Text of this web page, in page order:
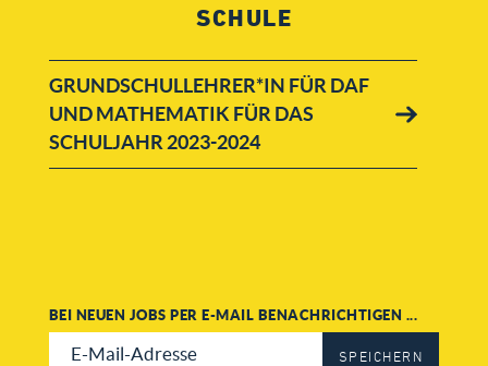
SCHULE
GRUNDSCHULLEHRER*IN FÜR DAF
UND MATHEMATIK FÜR DAS
SCHULJAHR 2023-2024
BEI NEUEN JOBS PER E-MAIL BENACHRICHTIGEN ...
SPEICHERN